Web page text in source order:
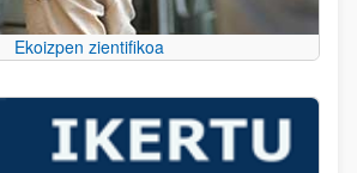
Ekoizpen zientifikoa